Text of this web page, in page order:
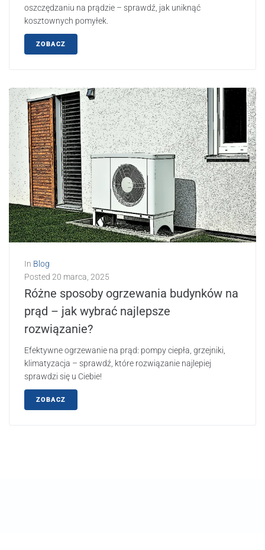
oszczędzaniu na prądzie – sprawdź, jak uniknąć
kosztownych pomyłek.
ZOBACZ
In Blog
Posted 20 marca, 2025
Różne sposoby ogrzewania budynków na
prąd – jak wybrać najlepsze
rozwiązanie?
Efektywne ogrzewanie na prąd: pompy ciepła, grzejniki,
klimatyzacja – sprawdź, które rozwiązanie najlepiej
sprawdzi się u Ciebie!
ZOBACZ